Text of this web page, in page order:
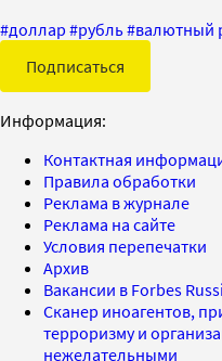
#доллар #рубль#валютный
Подписаться
Информация:
Контактная
Правила обработки
Реклама в журнале
Реклама на сайте
Условия перепечатки
Архив
Вакансии в Forbes
Сканер иноагентов,
терроризму и
нежелательными